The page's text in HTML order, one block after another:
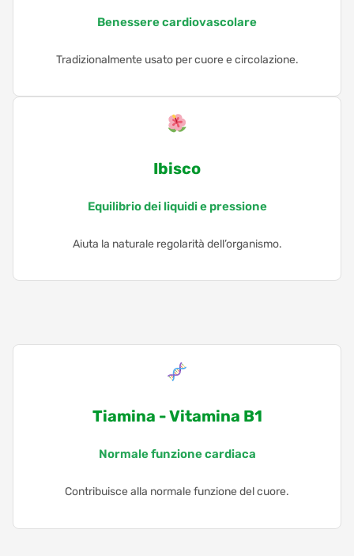
Benessere cardiovascolare
Tradizionalmente usato per cuore e circolazione.
Ibisco
Equilibrio dei liquidi e pressione
Aiuta la naturale regolarità dell’organismo.
Tiamina - Vitamina B1
Normale funzione cardiaca
Contribuisce alla normale funzione del cuore.